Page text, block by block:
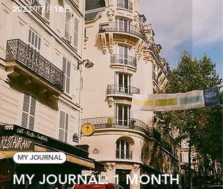
MY JOURNAL: 1 MONTH
MY JOURNAL
2023年7月18日